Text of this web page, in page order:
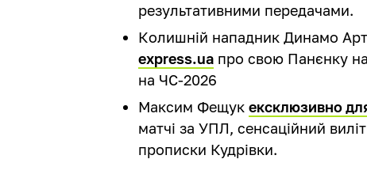
результативними передачами.
Колишній нападник Динамо
express.ua про свою Панєнку
на ЧС-2026
Максим Фещукексклюзивно
матчі за УПЛ, сенсаційний
прописки Кудрівки.